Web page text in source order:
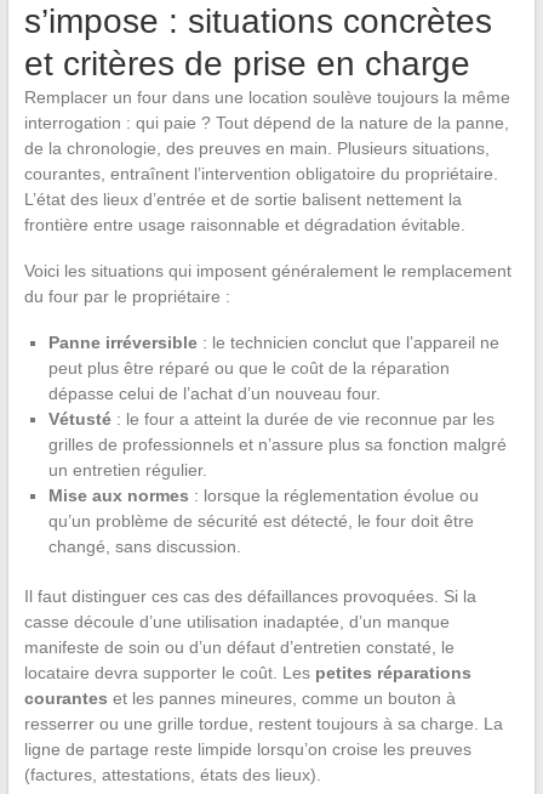
s’impose : situations concrètes
et critères de prise en charge
Remplacer un four dans une location soulève toujours la même
interrogation : qui paie ? Tout dépend de la nature de la panne,
de la chronologie, des preuves en main. Plusieurs situations,
courantes, entraînent l’intervention obligatoire du propriétaire.
L’état des lieux d’entrée et de sortie balisent nettement la
frontière entre usage raisonnable et dégradation évitable.
Voici les situations qui imposent généralement le remplacement
du four par le propriétaire :
Panne irréversible: le technicien conclut que l’appareil ne
peut plus être réparé ou que le coût de la réparation
dépasse celui de l’achat d’un nouveau four.
Vétusté: le four a atteint la durée de vie reconnue par les
grilles de professionnels et n’assure plus sa fonction malgré
un entretien régulier.
Mise aux normes : lorsque la réglementation évolue ou
qu’un problème de sécurité est détecté, le four doit être
changé, sans discussion.
Il faut distinguer ces cas des défaillances provoquées. Si la
casse découle d’une utilisation inadaptée, d’un manque
manifeste de soin ou d’un défaut d’entretien constaté, le
locataire devra supporter le coût. Les petites réparations
courantes et les pannes mineures, comme un bouton à
resserrer ou une grille tordue, restent toujours à sa charge. La
ligne de partage reste limpide lorsqu’on croise les preuves
(factures, attestations, états des lieux).